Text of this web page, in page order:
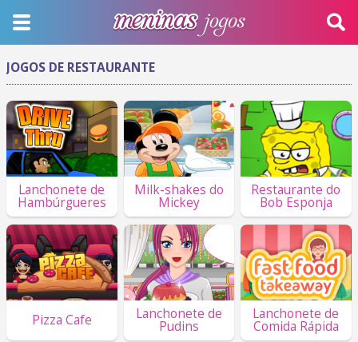
JOGOS DE RESTAURANTE
Lanchonete de
Hambúrgueres
Milk-shakes do
Mickey
Restaurante do
Bob Esponja
Pizza Cafe Lanchonete de
Pudins
Lanchonete de
Comida Rápida